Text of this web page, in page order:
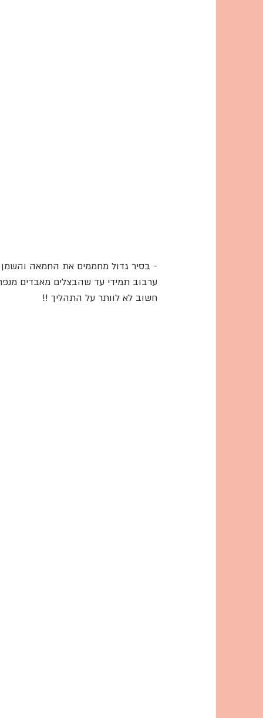
ערבוב תמידי עד שהבצלים מאבדים
חשוב לא לוותר על התהליך !!